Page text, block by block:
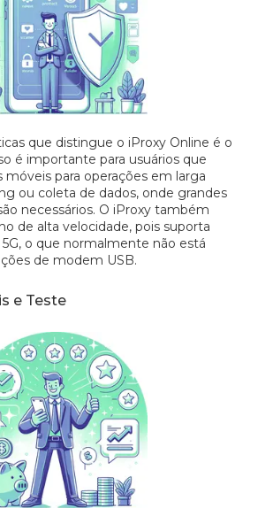
que distingue o iProxy Online é o
é importante para usuários que
móveis para operações em larga
ou coleta de dados, onde grandes
necessários. O iProxy também
de alta velocidade, pois suporta
o que normalmente não está
de modem USB.
e Teste